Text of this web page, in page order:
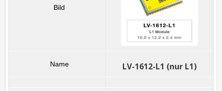
LV-1612-L1 (nur L1)